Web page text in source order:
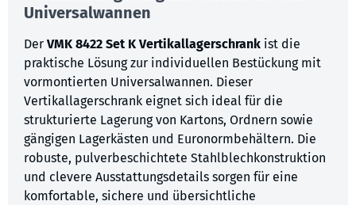
Universalwannen
Der VMK 8422 Set K Vertikallagerschrank ist die
praktische Lösung zur individuellen Bestückung mit
vormontierten Universalwannen. Dieser
Vertikallagerschrank eignet sich ideal für die
strukturierte Lagerung von Kartons, Ordnern sowie
gängigen Lagerkästen und Euronormbehältern. Die
robuste, pulverbeschichtete Stahlblechkonstruktion
und clevere Ausstattungsdetails sorgen für eine
komfortable, sichere und übersichtliche